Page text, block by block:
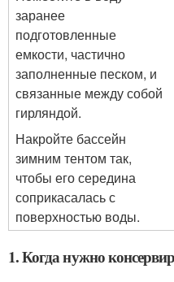
заранее
подготовленные
емкости, частично
заполненные песком, и
связанные между собой
гирляндой.
Накройте бассейн
зимним тентом так,
чтобы его середина
соприкасалась с
поверхностью воды.
1. Когда нужно